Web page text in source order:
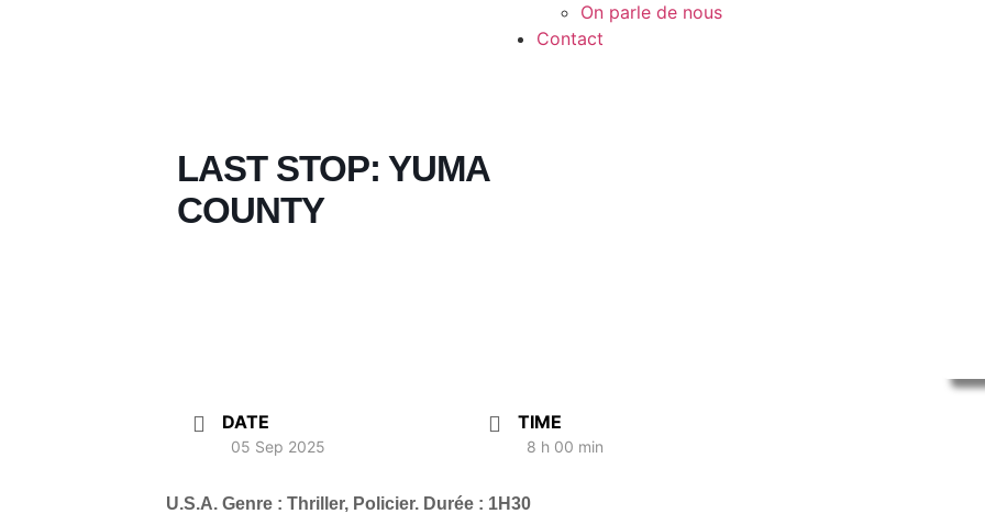
On parle de nous
Contact
LAST STOP: YUMA
COUNTY
DATE
05 Sep 2025
TIME
8 h 00 min
U.S.A. Genre : Thriller, Policier. Durée : 1H30